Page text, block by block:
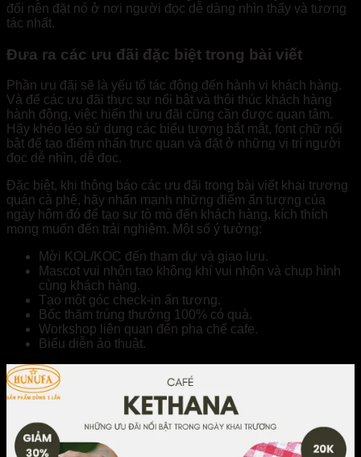
đổi nên đặt nó ở nơi người đọc dễ dàng nhìn thấy và tương
tác nhất.
Đưa ra các ưu đãi đặc biệt trong bài viết
Phần ưu đãi sẽ là yếu tố tác động đến hành vi khách hàng.
Và để các ưu đãi thực sự nổi bật và thôi thúc khách hàng
hành động, việc hiển thị ưu đãi cũng cần được quan tâm.
Hãy khéo léo sử dụng các biểu tượng bắt mắt, font chữ nổi
bật để tạo điểm nhấn trực quan và đặt ở những vị trí người
đọc dễ nhìn, dễ đọc.
Đặc biệt, khi thông báo các ưu đãi trong bài viết khai trương
quán cà phê, hãy nhấn mạnh những điểm ấn tượng của
ngày hôm đó để tạo sự tò mò đến khách hàng, kích thích
mong muốn đến trải nghiệm. Một số ý tưởng:
Mời KOL/KOC đến tham dự và giao lưu.
Mascot vui nhộn tạo không khí vui nhộn và chụp hình
cùng khách hàng.
Tạo một góc check-in ấn tượng.
Bốc thăm trúng thưởng 100% có quà.
Workshop liên quan đến pha chế cafe.
Biểu diễn ảo thuật.